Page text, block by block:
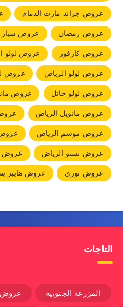
عروض جراند مارت الدمام
عروض رمضان
عروض سبار
عروض كارفور
عروض لولو
عروض لولو الرياض
عروض
عروض لولو حائل
عروض
عروض مانويل الرياض
عروض موسم الرياض
عروض
عروض نستو الرياض
عروض
عروض نوري
عروض هايبر
التاجات
المزرعة الجنوبية عروض